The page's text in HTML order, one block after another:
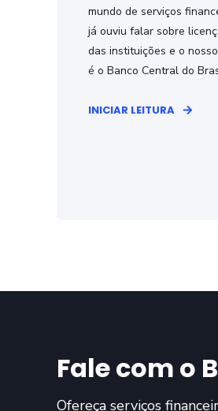
mundo de serviços
já ouviu falar sobre
das instituições e o
é o Banco Central do
INICIAR LEITURA
Fale com o
Ofereça serviços